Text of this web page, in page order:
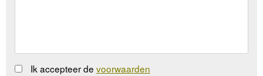
Ik accepteer de voorwaarden